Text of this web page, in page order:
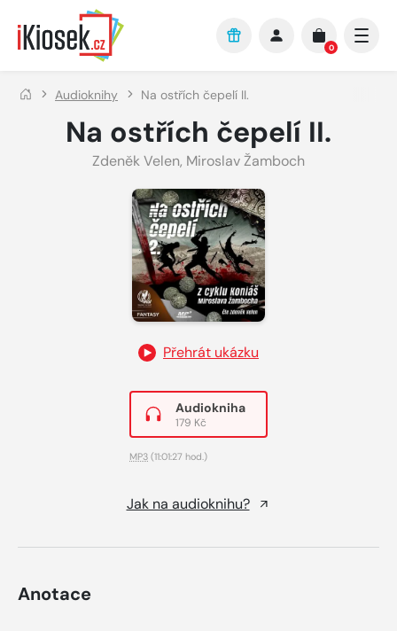
Přejít na hlavní obsah
0
Audioknihy Na ostřích čepelí II.
Na ostřích čepelí II.
Zdeněk Velen, Miroslav Žamboch
Přehrát ukázku
Audiokniha
179 Kč
MP3 (11:01:27 hod.)
Jak na audioknihu?
Anotace